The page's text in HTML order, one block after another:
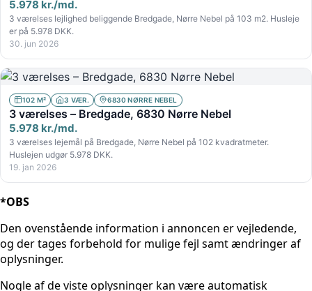
5.978 kr./md.
3 værelses lejlighed beliggende Bredgade, Nørre Nebel på 103 m2. Husleje
er på 5.978 DKK.
30. jun 2026
102 M² 3 VÆR. 6830 NØRRE NEBEL
3 værelses – Bredgade, 6830 Nørre Nebel
5.978 kr./md.
3 værelses lejemål på Bredgade, Nørre Nebel på 102 kvadratmeter.
Huslejen udgør 5.978 DKK.
19. jan 2026
*OBS
Den ovenstående information i annoncen er vejledende,
og der tages forbehold for mulige fejl samt ændringer af
oplysninger.
Nogle af de viste oplysninger kan være automatisk